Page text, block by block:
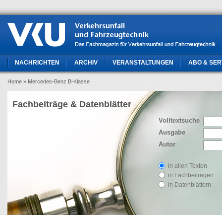
NACHRICHTEN ARCHIV VERANSTALTUNGEN ABO &
Home » Mercedes-Benz B-Klasse
Volltextsuche
Ausgabe
Autor
in allen Texten
in Fachbeiträgen
in Datenblättern
Fachbeiträge & Datenblätter